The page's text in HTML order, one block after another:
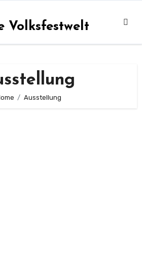
Volksfestwelt
Ausstellung